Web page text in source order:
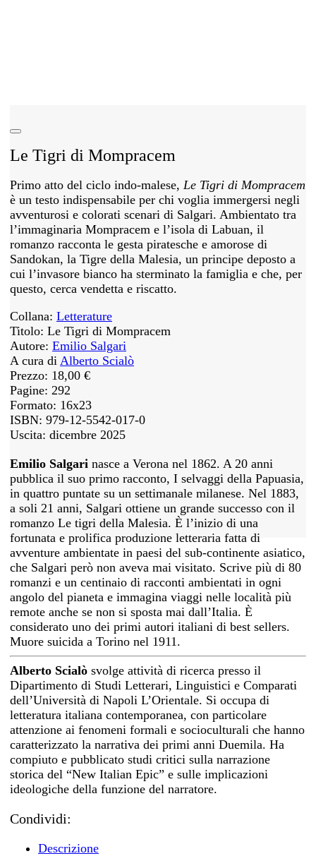
Le Tigri di Mompracem
Primo atto del ciclo indo-malese, Le Tigri di Mompracem
è un testo indispensabile per chi voglia immergersi negli
avventurosi e colorati scenari di Salgari. Ambientato tra
l’immaginaria Mompracem e l’isola di Labuan, il
romanzo racconta le gesta piratesche e amorose di
Sandokan, la Tigre della Malesia, un principe deposto a
cui l’invasore bianco ha sterminato la famiglia e che, per
questo, cerca vendetta e riscatto.
Collana: Letterature
Titolo: Le Tigri di Mompracem
Autore: Emilio Salgari
A cura di Alberto Scialò
Prezzo: 18,00 €
Pagine: 292
Formato: 16x23
ISBN: 979-12-5542-017-0
Uscita: dicembre 2025
Emilio Salgari nasce a Verona nel 1862. A 20 anni
pubblica il suo primo racconto, I selvaggi della Papuasia,
in quattro puntate su un settimanale milanese. Nel 1883,
a soli 21 anni, Salgari ottiene un grande successo con il
romanzo Le tigri della Malesia. È l’inizio di una
fortunata e prolifica produzione letteraria fatta di
avventure ambientate in paesi del sub-continente asiatico,
che Salgari però non aveva mai visitato. Scrive più di 80
romanzi e un centinaio di racconti ambientati in ogni
angolo del pianeta e immagina viaggi nelle località più
remote anche se non si sposta mai dall’Italia. È
considerato uno dei primi autori italiani di best sellers.
Muore suicida a Torino nel 1911.
Alberto Scialò svolge attività di ricerca presso il
Dipartimento di Studi Letterari, Linguistici e Comparati
dell’Università di Napoli L’Orientale. Si occupa di
letteratura italiana contemporanea, con particolare
attenzione ai fenomeni formali e socioculturali che hanno
caratterizzato la narrativa dei primi anni Duemila. Ha
compiuto e pubblicato studi critici sulla narrazione
storica del “New Italian Epic” e sulle implicazioni
ideologiche della funzione del narratore.
Condividi:
Descrizione